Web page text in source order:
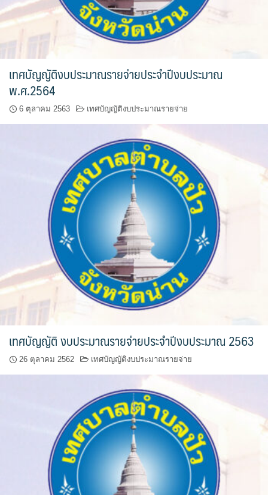
เฮือนสล่า โฮมสเตย์
โกโก้วัลเล่ย์รีสอร์ท
โบทานิกการ์เดนน่าน เกสเฮาส์
โรงแรมลีลาวดี
โรงแรมแสงอรุณ
ไร่ต้นรักออร์แกนิคฟาร์ม
ไร่ศรีทองโฮมสเตย์
ไร่หลวงเทพโฮมสเตย์
ธุรกิจนำเที่ยว/ตัวแทนท่องเที่ยว
ธุรกิจรถเช่า/รถโดยสารสาธารณะ
กรีนบัสทัวร์
นครน่านทัวร์
รถโดยสารประจำทาง น่าน – ปัว
รถโดยสารประจำทาง ปัว – บ่อเกลือ
ลักษณาคาร์เร้นท์
เทศบัญญัติงบประมาณรายจ่ายประจำปีงบประมาณ
พ.ศ.2564
6 ตุลาคม 2563 เทศบัญญัติงบประมาณรายจ่าย
เทศบัญญัติ งบประมาณรายจ่ายประจำปีงบประมาณ 2563
26 ตุลาคม 2562 เทศบัญญัติงบประมาณรายจ่าย